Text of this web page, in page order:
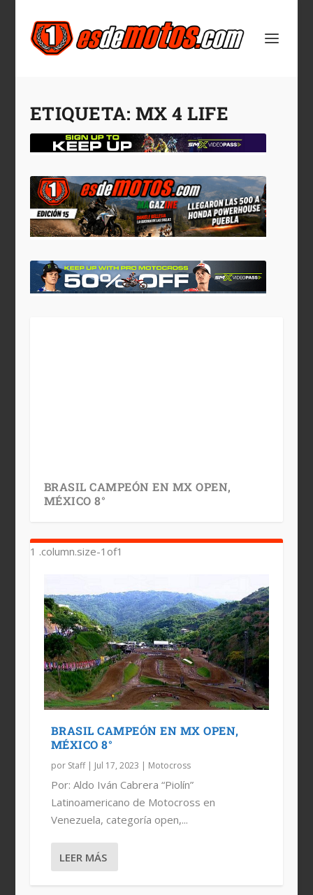
ETIQUETA: MX 4 LIFE
BRASIL CAMPEÓN EN MX OPEN,
MÉXICO 8°
BRASIL CAMPEÓN EN MX OPEN,
MÉXICO 8°
por Staff| Jul 17, 2023 | Motocross
Por: Aldo Iván Cabrera “Piolín”
Latinoamericano de Motocross en
Venezuela, categoría open,...
LEER MÁS